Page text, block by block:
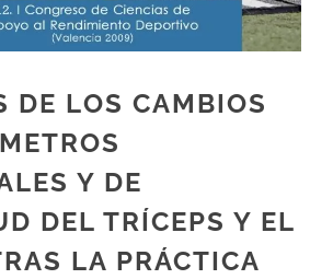
DE LOS CAMBIOS
Y DE
DEL TRÍCEPS Y EL
LA PRÁCTICA